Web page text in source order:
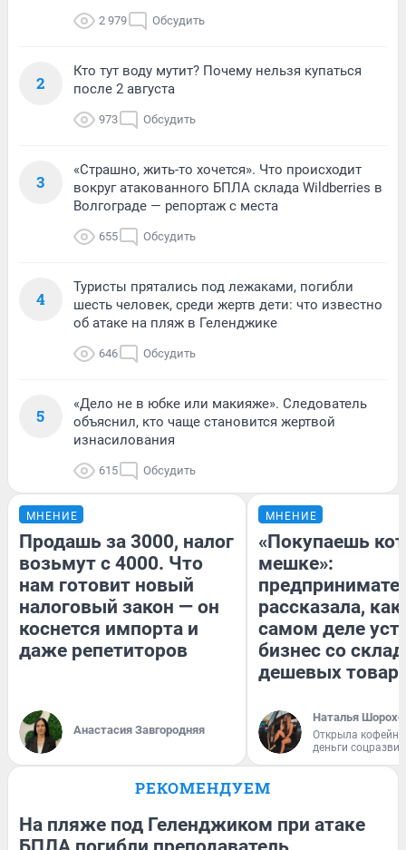
2 979 Обсудить
2
Кто тут воду мутит? Почему нельзя купаться
после 2 августа
973 Обсудить
3
«Страшно, жить-то хочется». Что происходит
вокруг атакованного БПЛА склада Wildberries в
Волгограде — репортаж с места
655 Обсудить
4
Туристы прятались под лежаками, погибли
шесть человек, среди жертв дети: что известно
об атаке на пляж в Геленджике
646 Обсудить
5
«Дело не в юбке или макияже». Следователь
объяснил, кто чаще становится жертвой
изнасилования
615 Обсудить
МНЕНИЕ
Продашь за 3000, налог
возьмут с 4000. Что
нам готовит новый
налоговый закон — он
коснется импорта и
даже репетиторов
Анастасия Завгородняя
МНЕНИЕ
«Покупаешь
мешке»:
рассказала, как
самом деле
бизнес со
дешевых
Наталья
Открыла
деньги
РЕКОМЕНДУЕМ
На пляже под Геленджиком при атаке